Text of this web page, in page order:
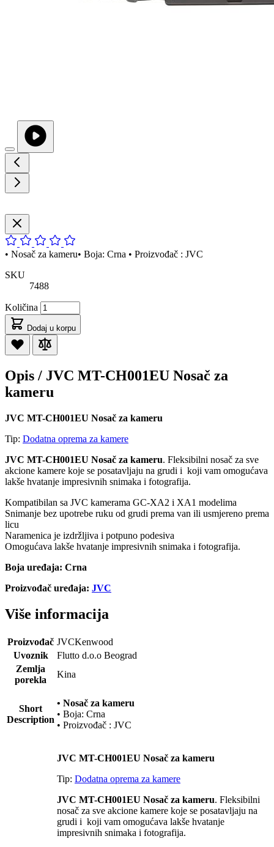
• Nosač za kameru• Boja: Crna • Proizvođač : JVC
SKU
7488
Količina
Dodaj u korpu
Opis / JVC MT-CH001EU Nosač za
kameru
JVC MT-CH001EU Nosač za kameru
Tip: Dodatna oprema za kamere
JVC MT-CH001EU Nosač za kameru. Fleksibilni nosač za sve
akcione kamere koje se posatavljaju na grudi i koji vam omogućava
lakše hvatanje impresivnih snimaka i fotografija.
Kompatibilan sa JVC kamerama GC-XA2 i XA1 modelima
Snimanje bez upotrebe ruku od grudi prema van ili usmjereno prema
licu
Naramenica je izdržljiva i potpuno podesiva
Omogućava lakše hvatanje impresivnih snimaka i fotografija.
Boja uređaja: Crna
Proizvođač uređaja: JVC
Više informacija
Proizvođač JVCKenwood
Uvoznik
Flutto d.o.o Beograd
Zemlja
porekla
Kina
Short
Description
• Nosač za kameru
• Boja: Crna
• Proizvođač : JVC
JVC MT-CH001EU Nosač za kameru
Tip: Dodatna oprema za kamere
JVC MT-CH001EU Nosač za kameru. Fleksibilni
nosač za sve akcione kamere koje se posatavljaju na
grudi i koji vam omogućava lakše hvatanje
impresivnih snimaka i fotografija.